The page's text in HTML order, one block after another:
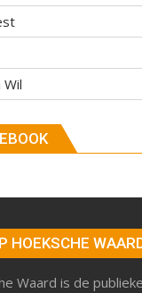
HOEKSCHE
Waard is de